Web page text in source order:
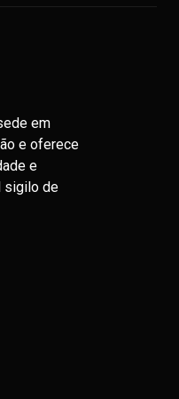
em
e oferece
e
sigilo de